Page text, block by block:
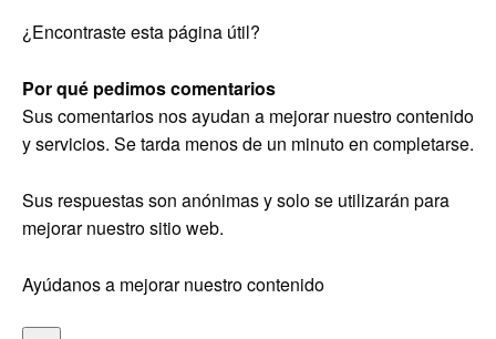
¿Encontraste esta página útil?
Por qué pedimos comentarios
Sus comentarios nos ayudan a mejorar nuestro contenido
y servicios. Se tarda menos de un minuto en completarse.
Sus respuestas son anónimas y solo se utilizarán para
mejorar nuestro sitio web.
Ayúdanos a mejorar nuestro contenido